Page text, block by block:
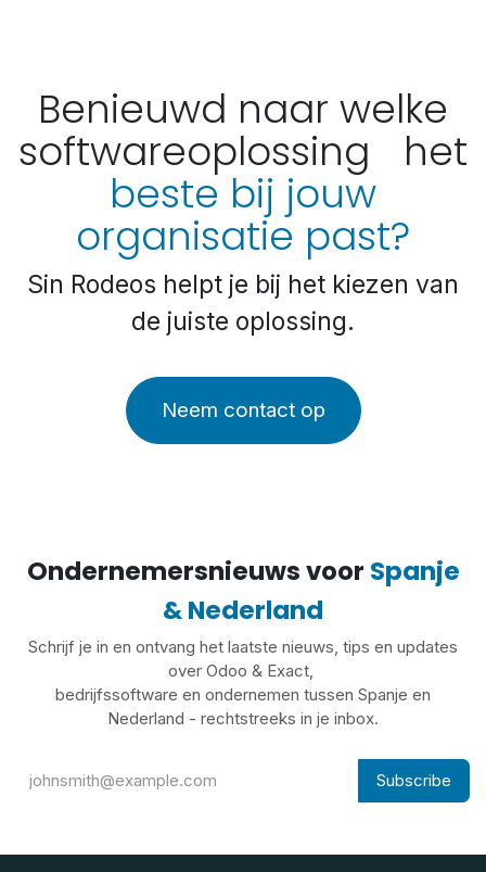
Benieuwd naar welke
softwareoplossing het
beste bij jouw
organisatie past?
Sin Rodeos helpt je bij het kiezen van
de juiste oplossing.
Neem contact op
Ondernemersnieuws voor Spanje
& Nederland
Schrijf je in en ontvang het laatste nieuws, tips en updates
over Odoo & Exact,
bedrijfssoftware en ondernemen tussen Spanje en
Nederland - rechtstreeks in je inbox.
Subscribe